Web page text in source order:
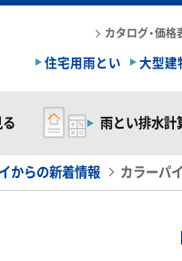
カタログ・価格
住宅用雨とい 大型建
る 雨とい排水計
からの新着情報 カラーパ